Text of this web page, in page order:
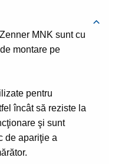
MNK sunt cu
montare pe
pentru
încât să reziste la
şi sunt
de apariţie a